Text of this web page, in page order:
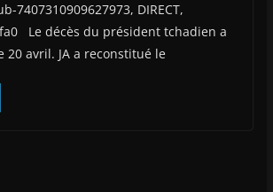
7407310909627973, DIRECT,
Le décès du président tchadien a
20 avril. JA a reconstitué le